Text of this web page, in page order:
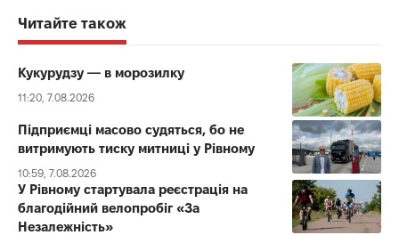
Читайте також
Кукурудзу — в морозилку
11:20, 7.08.2026
Підприємці масово судяться, бо не
витримують тиску митниці у Рівному
10:59, 7.08.2026
У Рівному стартувала реєстрація на
благодійний велопробіг «За
Незалежність»